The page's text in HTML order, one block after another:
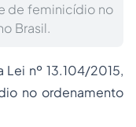
de feminicídio no
Brasil.
nº 13.104/2015,
no ordenamento